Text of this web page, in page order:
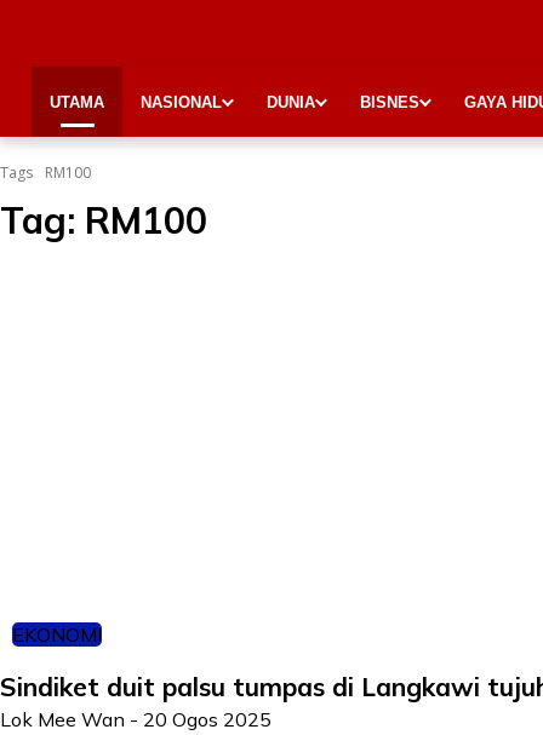
UTAMA NASIONAL DUNIA BISNES GAYA
Tags RM100
Tag: RM100
EKONOMI
Sindiket duit palsu tumpas di Langkawi
Lok Mee Wan - 20 Ogos 2025